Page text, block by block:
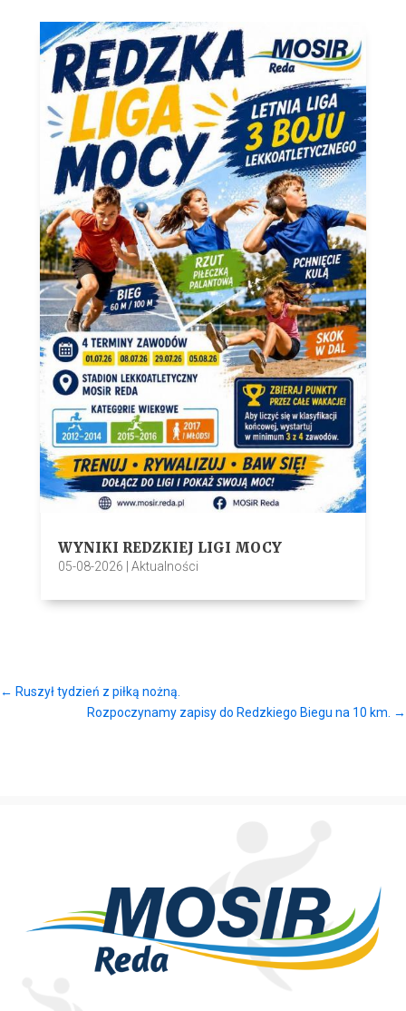
WYNIKI REDZKIEJ LIGI MOCY
05-08-2026 Aktualności
← Ruszył tydzień z piłką nożną.
Rozpoczynamy zapisy do Redzkiego Biegu na 10 km. →